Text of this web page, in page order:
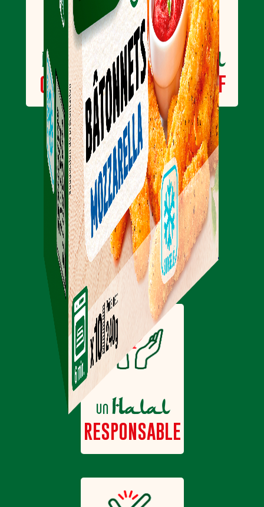
un
Halal
CERTIFIÉ
unHalal
QUALITATIF
unHalal
DIVERSIFIÉ
unHalal
RESPONSABLE